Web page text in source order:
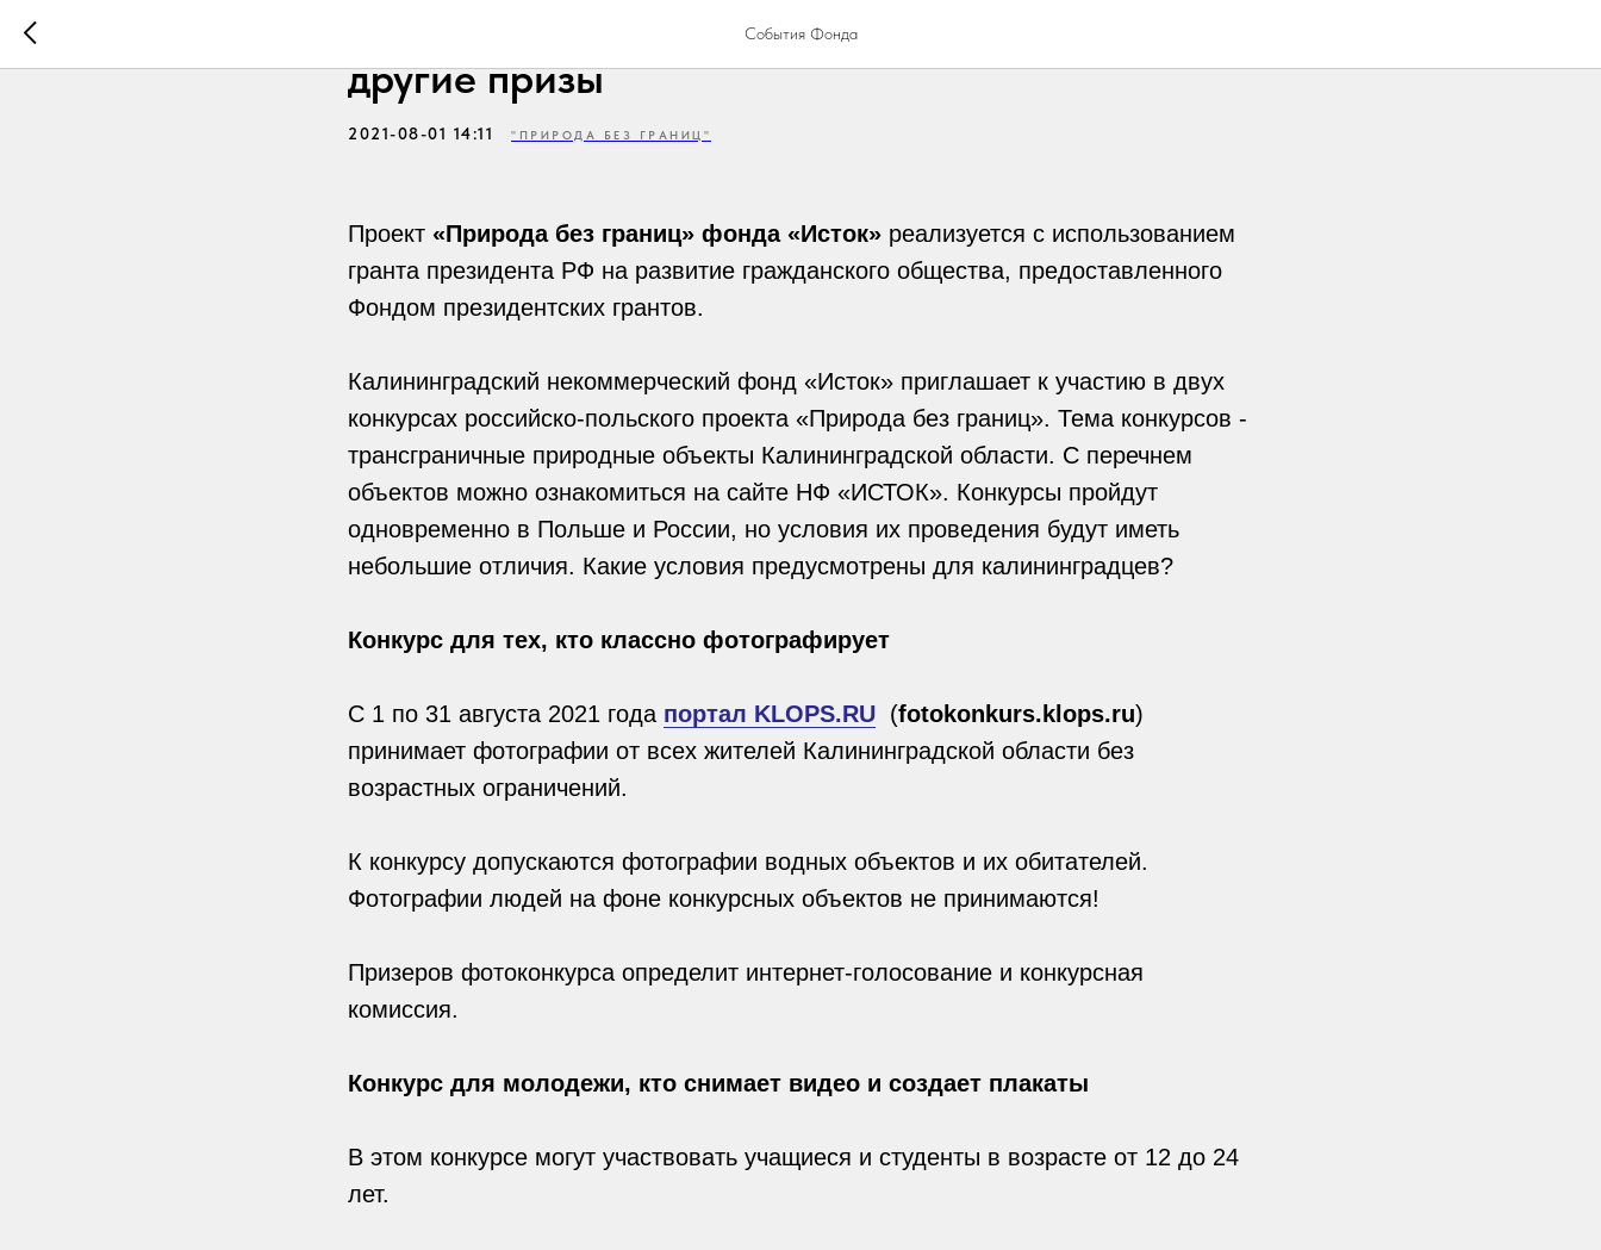
События Фонда
Твори и выигрывай дрон, экшн-камеру и
другие призы
2021-08-01 14:11 "ПРИРОДА БЕЗ ГРАНИЦ"
Проект «Природа без границ» фонда «Исток» реализуется с использованием
гранта президента РФ на развитие гражданского общества, предоставленного
Фондом президентских грантов.
Калининградский некоммерческий фонд «Исток» приглашает к участию в двух
конкурсах российско-польского проекта «Природа без границ». Тема конкурсов -
трансграничные природные объекты Калининградской области. С перечнем
объектов можно ознакомиться на сайте НФ «ИСТОК». Конкурсы пройдут
одновременно в Польше и России, но условия их проведения будут иметь
небольшие отличия. Какие условия предусмотрены для калининградцев?
Конкурс для тех, кто классно фотографирует
С 1 по 31 августа 2021 года портал KLOPS.RU (fotokonkurs.klops.ru)
принимает фотографии от всех жителей Калининградской области без
возрастных ограничений.
К конкурсу допускаются фотографии водных объектов и их обитателей.
Фотографии людей на фоне конкурсных объектов не принимаются!
Призеров фотоконкурса определит интернет-голосование и конкурсная
комиссия.
Конкурс для молодежи, кто снимает видео и создает плакаты
В этом конкурсе могут участвовать учащиеся и студенты в возрасте от 12 до 24
лет.